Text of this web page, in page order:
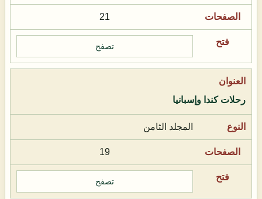
21
تصفح
رحلات كندا وإسبانيا
المجلد الثامن
19
تصفح